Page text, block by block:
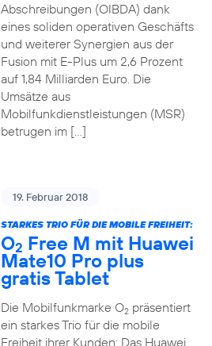
Abschreibungen (OIBDA) dank
eines soliden operativen Geschäfts
und weiterer Synergien aus der
Fusion mit E-Plus um 2,6 Prozent
auf 1,84 Milliarden Euro. Die
Umsätze aus
Mobilfunkdienstleistungen (MSR)
betrugen im […]
19. Februar 2018
STARKES TRIO FÜR DIE MOBILE FREIHEIT:
O2 Free M mit Huawei
Mate10 Pro plus
gratis Tablet
Die Mobilfunkmarke O2präsentiert
ein starkes Trio für die mobile
Freiheit ihrer Kunden: Das Huawei